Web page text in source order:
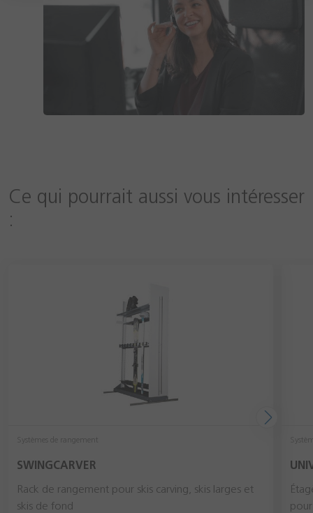
Ce qui pourrait aussi vous intéresser
:
Systèmes de rangement
SWINGCARVER
Rack de rangement pour skis carving, skis larges et
skis de fond